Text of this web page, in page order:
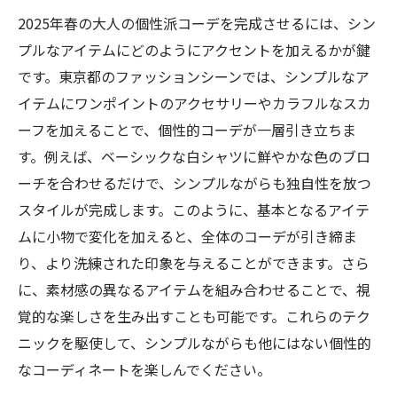
30代の成熟した魅力を引き出すスタイル術
シルエットで遊ぶ大人の個性派ファッショ
仕事帰りでも楽しめる華やかコーデ
カジュアルを格上げする大人の工夫
東京都の街で映えるアイテム選び
季節感を活かした30代向けコーデ
大人の品格を引き出す東京都の個性的コーデア
イデア
クラシックアイテムにモダンなひねりを加
える
配色で魅せる大人の品格
2025年春の大人の個性派コーデを完成させるには、シン
プルなアイテムにどのようにアクセントを加えるかが鍵
です。東京都のファッションシーンでは、シンプルなア
イテムにワンポイントのアクセサリーやカラフルなスカ
ーフを加えることで、個性的コーデが一層引き立ちま
す。例えば、ベーシックな白シャツに鮮やかな色のブロ
ーチを合わせるだけで、シンプルながらも独自性を放つ
スタイルが完成します。このように、基本となるアイテ
ムに小物で変化を加えると、全体のコーデが引き締ま
り、より洗練された印象を与えることができます。さら
に、素材感の異なるアイテムを組み合わせることで、視
覚的な楽しさを生み出すことも可能です。これらのテク
ニックを駆使して、シンプルながらも他にはない個性的
なコーディネートを楽しんでください。